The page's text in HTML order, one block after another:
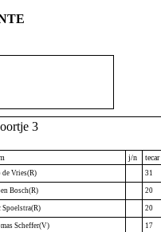
3
j/n tecar
de Vries(R) 31
Bosch(R) 20
Spoelstra(R) 20
Scheffer(V) 17